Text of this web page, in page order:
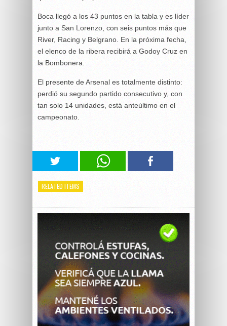
Boca llegó a los 43 puntos en la tabla y es líder
junto a San Lorenzo, con seis puntos más que
River, Racing y Belgrano. En la próxima fecha,
el elenco de la ribera recibirá a Godoy Cruz en
la Bombonera.
El presente de Arsenal es totalmente distinto:
perdió su segundo partido consecutivo y, con
tan solo 14 unidades, está anteúltimo en el
campeonato.
RELATED ITEMS